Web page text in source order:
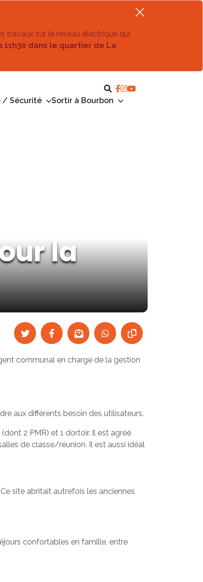
travaux sur le réseau électrique qui
11h30 dans le quartier de La
/ Sécurité
Sortir à Bourbon
la
communal en charge de la gestion
aux différents besoin des utilisateurs.
2 PMR) et 1 dortoir. Il est agréé
de classe/réunion. Il est aussi idéal
site abritait autrefois les anciennes
confortables en famille, entre